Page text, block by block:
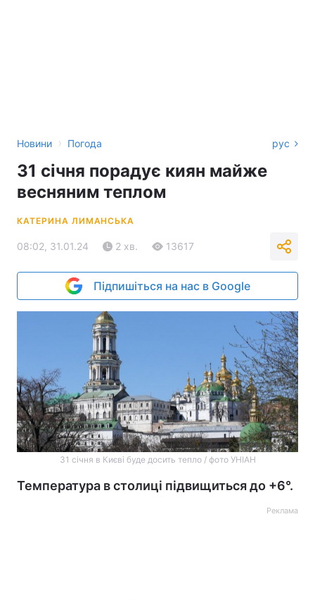
Новини › Погода рус
31 січня порадує киян майже
весняним теплом
КАТЕРИНА ЛИМАНСЬКА
08:02, 31.01.24 2 хв. 13617
Підпишіться на нас в Google
31 січня в Києві буде досить тепло / фото УНІАН
Температура в столиці підвищиться до +6°.
Реклама